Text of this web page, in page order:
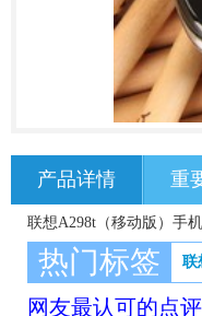
产品详情 重
联想A298t（移动版）手
热门标签 联
网友最认可的点评